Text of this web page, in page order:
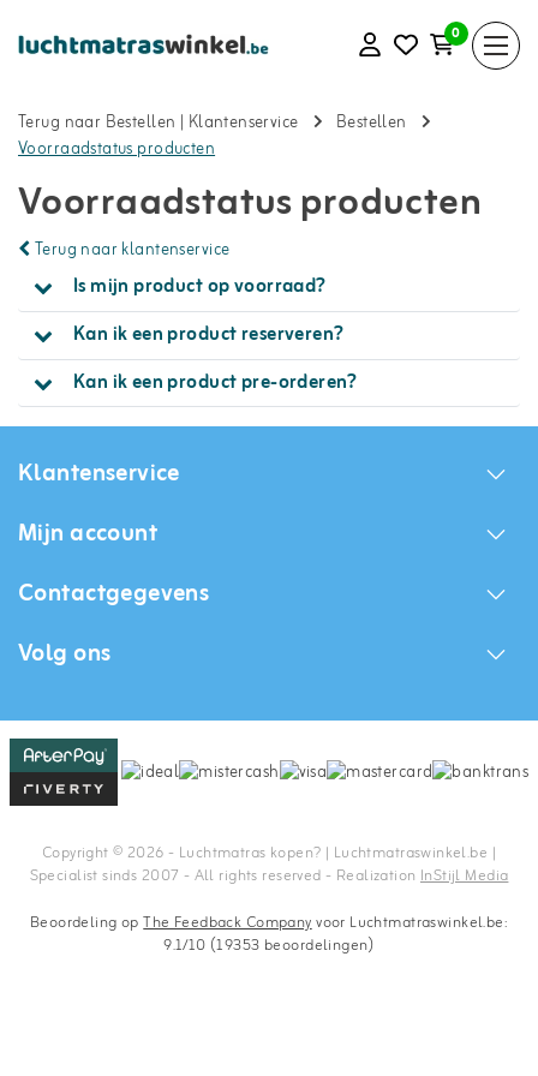
0
Terug naar Bestellen | Klantenservice
Bestellen
Voorraadstatus producten
Voorraadstatus producten
Terug naar klantenservice
Is mijn product op voorraad?
Kan ik een product reserveren?
Kan ik een product pre-orderen?
Klantenservice
Mijn account
Contactgegevens
Volg ons
Copyright © 2026 - Luchtmatras kopen? | Luchtmatraswinkel.be |
Specialist sinds 2007 - All rights reserved - Realization InStijl Media
Beoordeling opThe Feedback Companyvoor Luchtmatraswinkel.be:
9.1/10 (19353 beoordelingen)